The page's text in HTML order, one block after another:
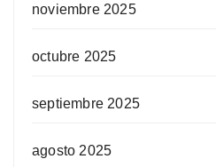
noviembre 2025
octubre 2025
septiembre 2025
agosto 2025